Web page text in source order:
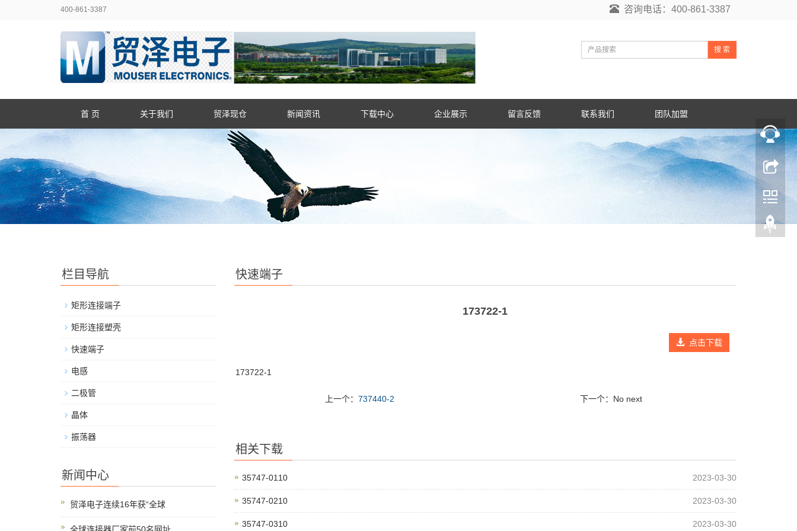
400-861-3387 咨询电话：400-861-3387
搜 索
首 页 关于我们 贸泽现仓 新闻资讯 下载中心 企业展示 留言反馈 联系我们 团队加盟
快速端子
173722-1
点击下载
173722-1
上一个： 737440-2 下一个：No next
相关下载
35747-0110 2023-03-30
35747-0210 2023-03-30
35747-0310 2023-03-30
栏目导航
矩形连接端子
矩形连接塑壳
快速端子
电感
二极管
晶体
振荡器
新闻中心
贸泽电子连续16年获“全球